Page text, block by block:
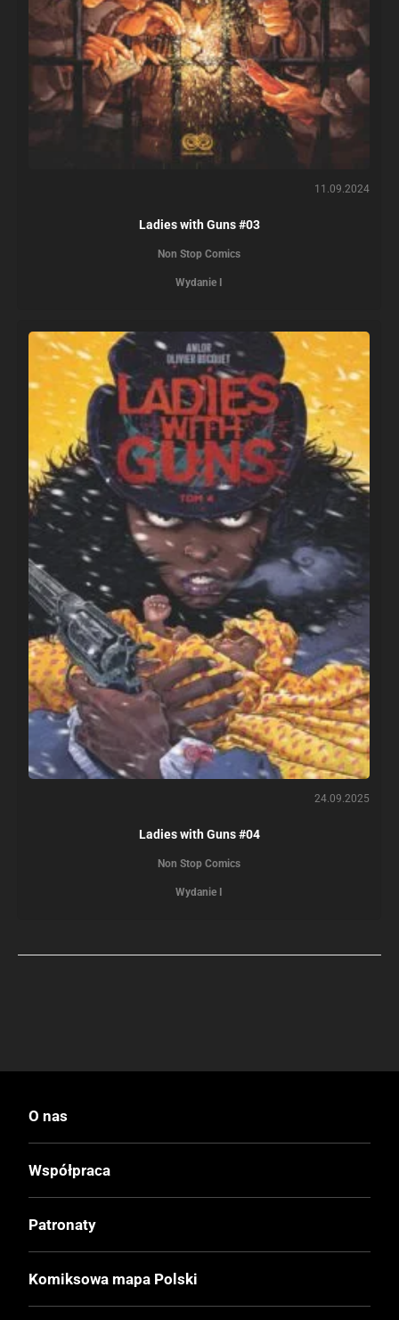
11.09.2024
Ladies with Guns #03
Non Stop Comics
Wydanie I
24.09.2025
Ladies with Guns #04
Non Stop Comics
Wydanie I
O nas
Współpraca
Patronaty
Komiksowa mapa Polski